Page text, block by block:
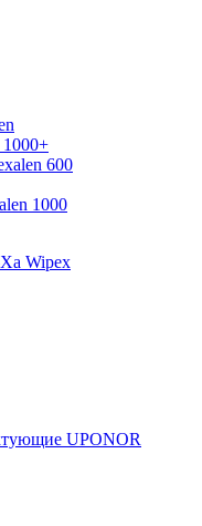
600
1000
Wipex
UPONOR